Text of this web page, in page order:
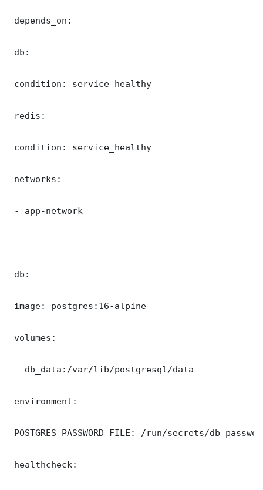
depends_on:
db:
condition: service_healthy
redis:
condition: service_healthy
networks:
- app-network
db:
image: postgres:16-alpine
volumes:
- db_data:/var/lib/postgresql/data
environment:
POSTGRES_PASSWORD_FILE: /run/secrets/
healthcheck: